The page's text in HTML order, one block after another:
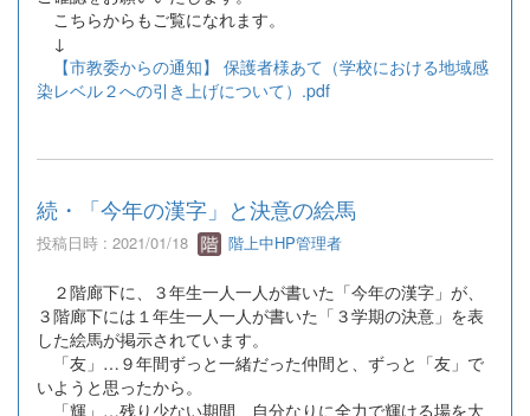
こちらからもご覧になれます。
↓
【市教委からの通知】 保護者様あて（学校における地域感
染レベル２への引き上げについて）.pdf
続・「今年の漢字」と決意の絵馬
投稿日時 : 2021/01/18 階上中HP管理者
２階廊下に、３年生一人一人が書いた「今年の漢字」が、
３階廊下には１年生一人一人が書いた「３学期の決意」を表
した絵馬が掲示されています。
「友」…９年間ずっと一緒だった仲間と、ずっと「友」で
いようと思ったから。
「輝」…残り少ない期間、自分なりに全力で輝ける場を大